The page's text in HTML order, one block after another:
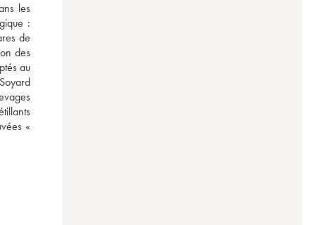
les
:
de
des
au
«